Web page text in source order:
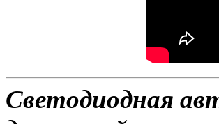
Светодиодная